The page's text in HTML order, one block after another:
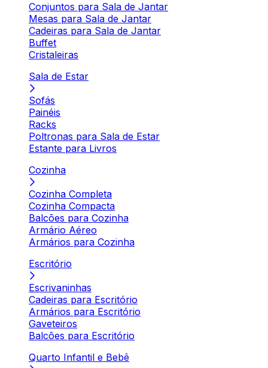
Conjuntos para Sala de Jantar
Mesas para Sala de Jantar
Cadeiras para Sala de Jantar
Buffet
Cristaleiras
Sala de Estar
Sofás
Painéis
Racks
Poltronas para Sala de Estar
Estante para Livros
Cozinha
Cozinha Completa
Cozinha Compacta
Balcões para Cozinha
Armário Aéreo
Armários para Cozinha
Escritório
Escrivaninhas
Cadeiras para Escritório
Armários para Escritório
Gaveteiros
Balcões para Escritório
Quarto Infantil e Bebê